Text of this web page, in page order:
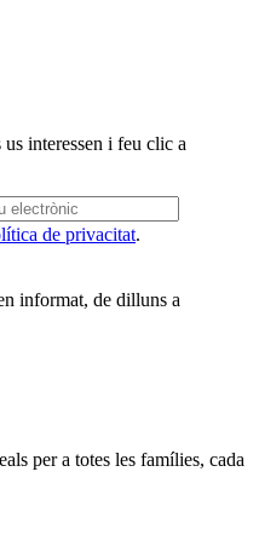
interessen i feu clic a
de privacitat.
informat, de dilluns a
per a totes les famílies, cada